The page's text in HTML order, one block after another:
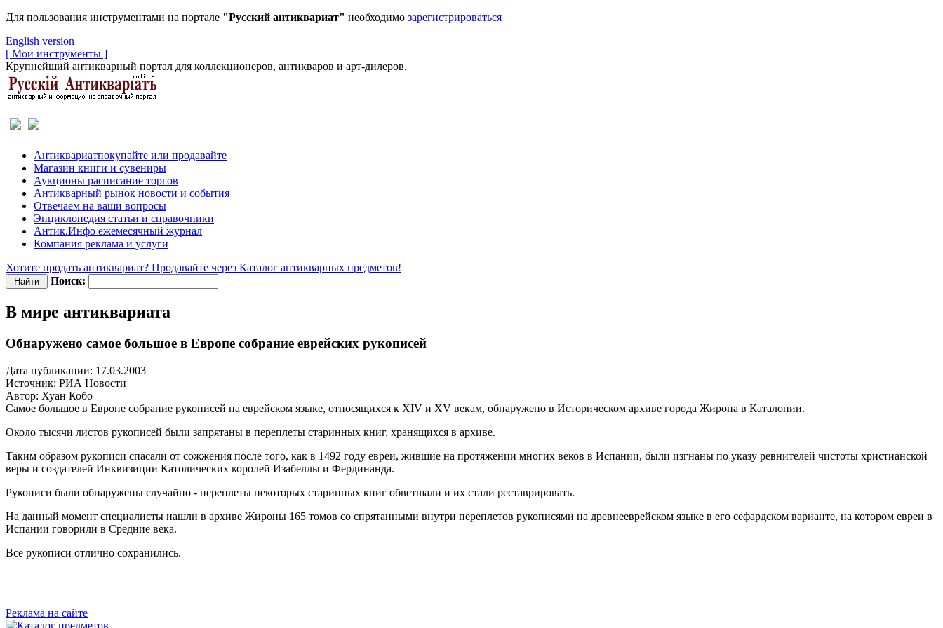
Для пользования инструментами на портале "Русский антиквариат" необходимо зарегистрироваться
English version
[ Мои инструменты ]
Крупнейший антикварный портал для коллекционеров, антикваров и арт-дилеров.
Антиквариатпокупайте или продавайте
Магазин книги и сувениры
Аукционы расписание торгов
Антикварный рынок новости и события
Отвечаем на ваши вопросы
Энциклопедия статьи и справочники
Антик.Инфо ежемесячный журнал
Компания реклама и услуги
Хотите продать антиквариат? Продавайте через Каталог антикварных предметов!
Поиск:
В мире антиквариата
Обнаружено самое большое в Европе собрание еврейских рукописей
Дата публикации: 17.03.2003
Источник: РИА Новости
Автор: Хуан Кобо
Самое большое в Европе собрание рукописей на еврейском языке, относящихся к XIV и XV векам, обнаружено в Историческом архиве города Жирона в Каталонии.
Около тысячи листов рукописей были запрятаны в переплеты старинных книг, хранящихся в архиве.
Таким образом рукописи спасали от сожжения после того, как в 1492 году евреи, жившие на протяжении многих веков в Испании, были изгнаны по указу ревнителей чистоты христианской
веры и создателей Инквизиции Католических королей Изабеллы и Фердинанда.
Рукописи были обнаружены случайно - переплеты некоторых старинных книг обветшали и их стали реставрировать.
На данный момент специалисты нашли в архиве Жироны 165 томов со спрятанными внутри переплетов рукописями на древнееврейском языке в его сефардском варианте, на котором евреи в
Испании говорили в Средние века.
Все рукописи отлично сохранились.
Реклама на сайте